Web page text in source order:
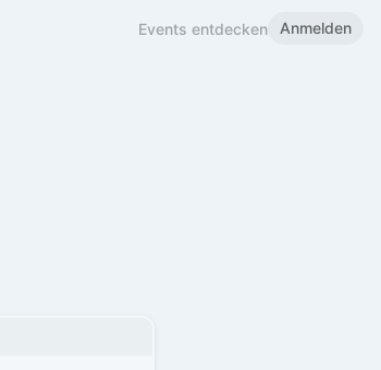
Events entdecken Anmelden